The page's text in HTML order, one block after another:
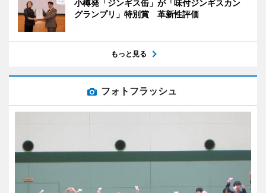
小樽発「ジンギス缶」が「味付ジンギスカン
グランプリ」特別賞 革新性評価
もっと見る
フォトフラッシュ